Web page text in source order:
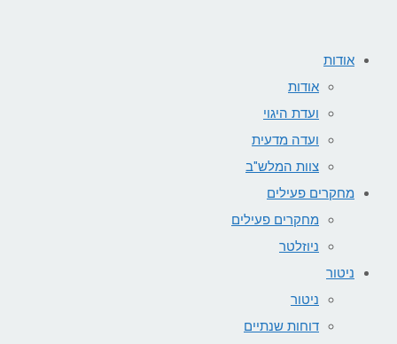
אודות
אודות
ועדת היגוי
ועדה מדעית
צוות המלש"ב
מחקרים פעילים
מחקרים פעילים
ניוזלטר
ניטור
ניטור
דוחות שנתיים